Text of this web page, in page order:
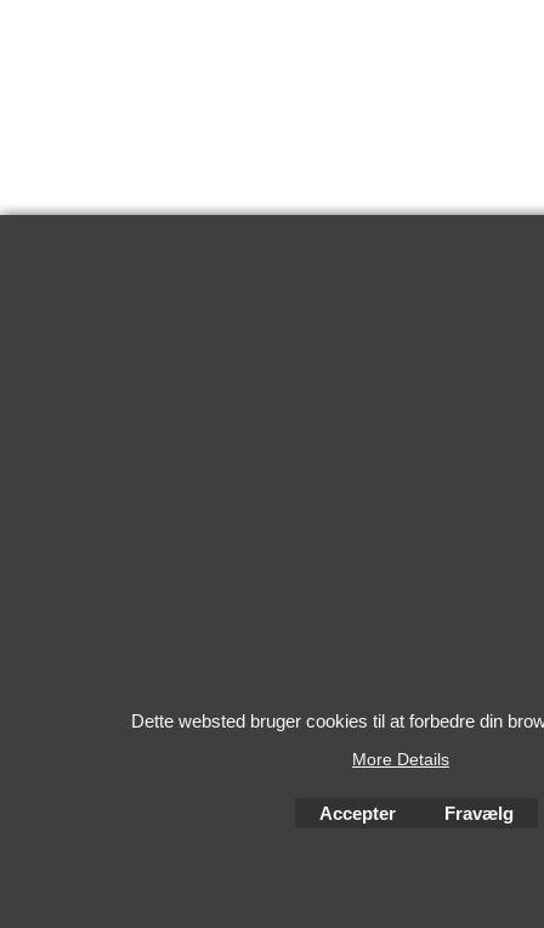
Dette websted bruger cookies til at forbedre din
More Details
Accepter Fravælg